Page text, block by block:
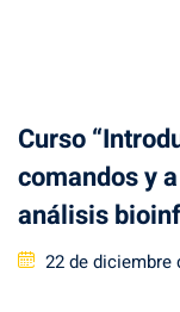
Curso
comandos y
análisis
Posted
22 de diciembre